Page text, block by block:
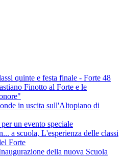
quinte e festa finale - Forte 48
Finotto al Forte e le
in uscita sull'Altopiano di
un evento speciale
a scuola, L'esperienza delle classi
Forte
della nuova Scuola